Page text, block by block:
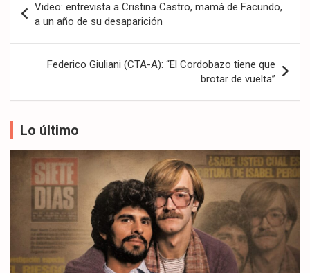
de
entradas
Video: entrevista a Cristina Castro, mamá de Facundo,
a un año de su desaparición
Federico Giuliani (CTA-A): “El Cordobazo tiene que
brotar de vuelta”
Lo último